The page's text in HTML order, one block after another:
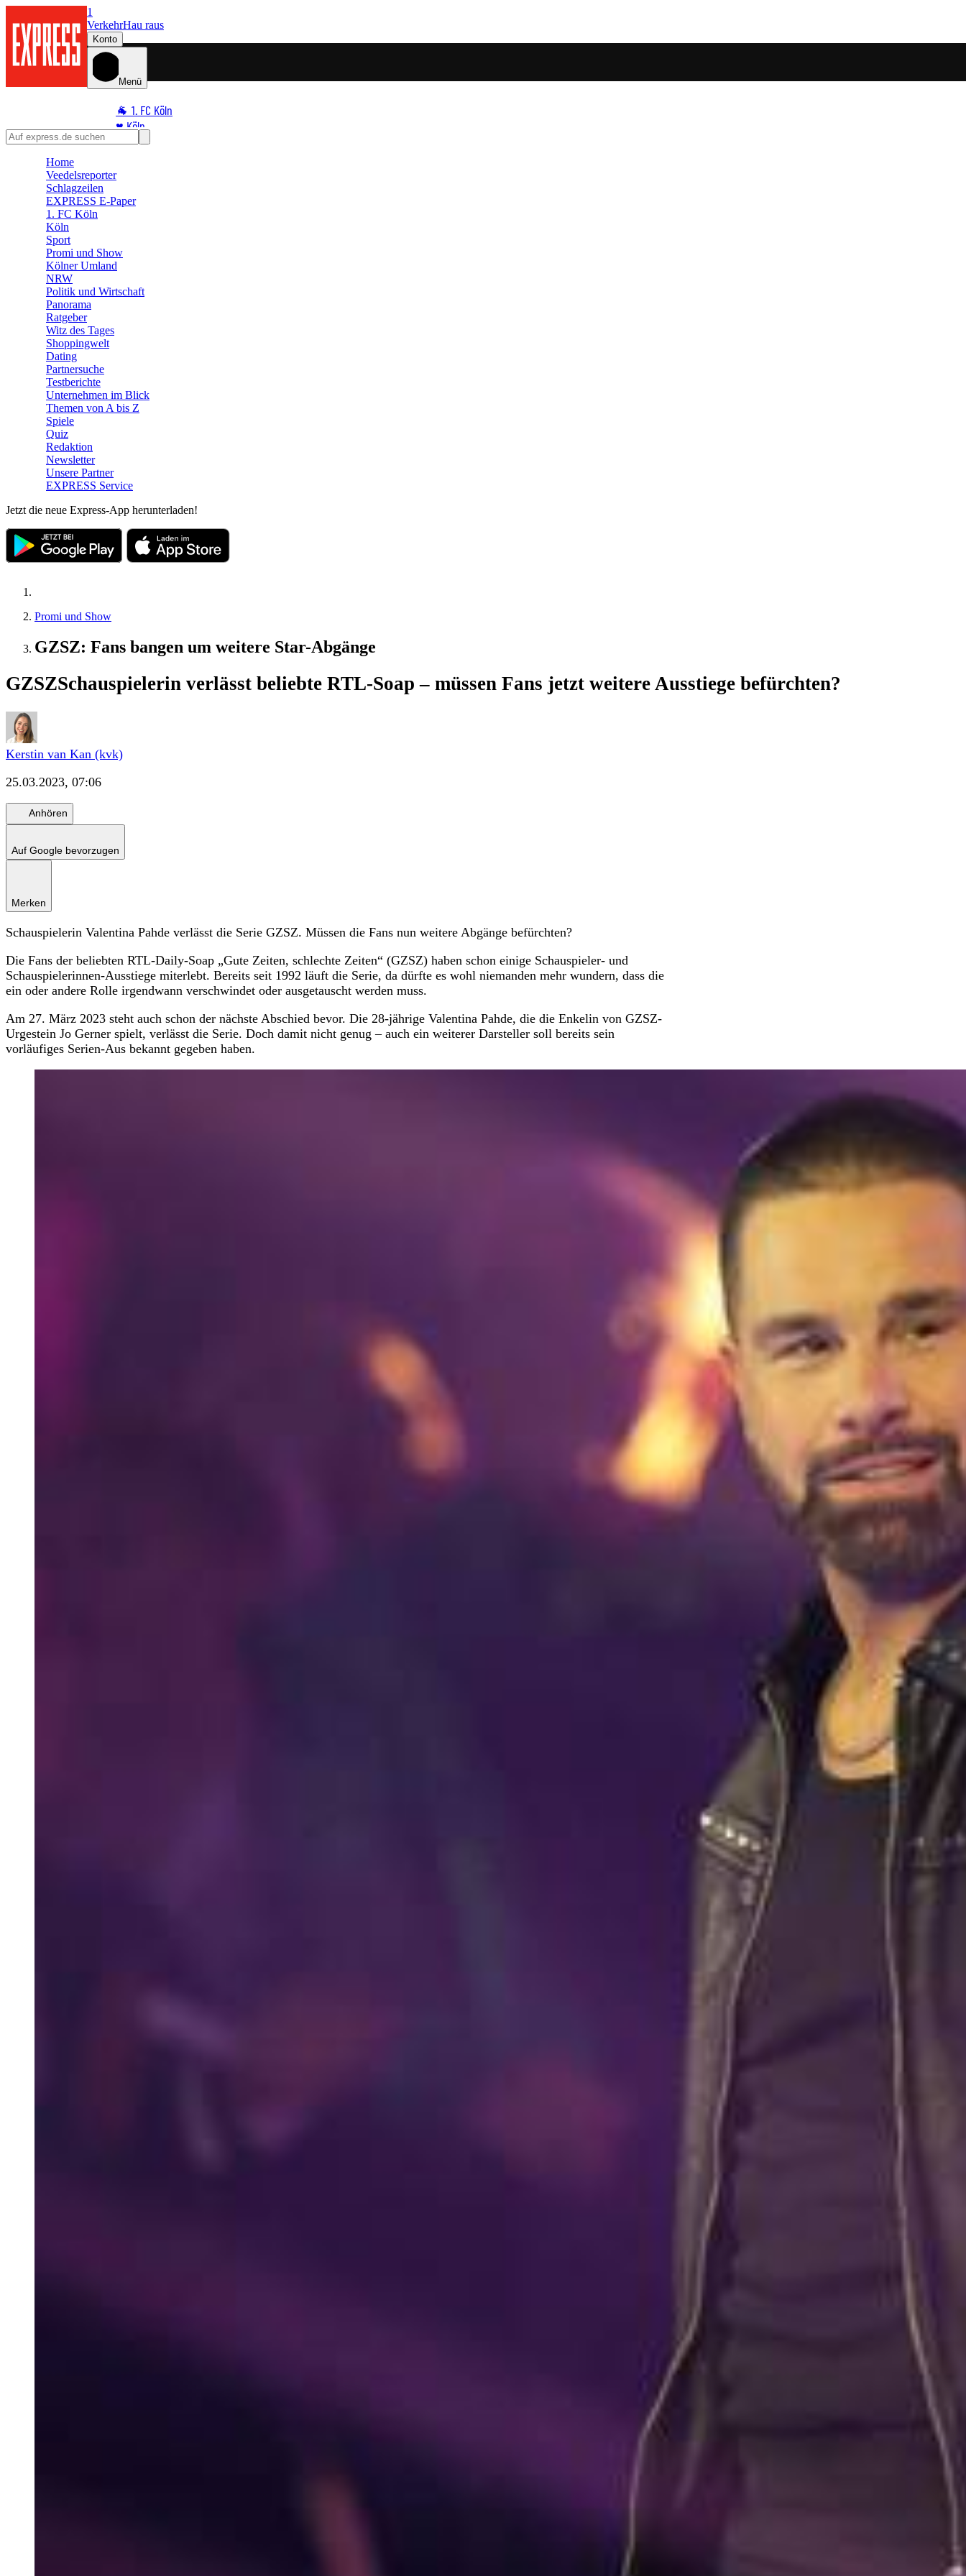
1
VerkehrHau raus
Konto
Menü
🐐 1. FC Köln
♥️ Köln
⭐ Promi
🛒 Shoppingwelt
🧩 Spiele
Home
Veedelsreporter
Schlagzeilen
EXPRESS E-Paper
1. FC Köln
Köln
Sport
Promi und Show
Kölner Umland
NRW
Politik und Wirtschaft
Panorama
Ratgeber
Witz des Tages
Shoppingwelt
Dating
Partnersuche
Testberichte
Unternehmen im Blick
Themen von A bis Z
Spiele
Quiz
Redaktion
Newsletter
Unsere Partner
EXPRESS Service
Jetzt die neue Express-App herunterladen!
Promi und Show
GZSZ: Fans bangen um weitere Star-Abgänge
GZSZSchauspielerin verlässt beliebte RTL-Soap – müssen Fans jetzt weitere Ausstiege befürchten?
Kerstin van Kan (kvk)
25.03.2023, 07:06
Anhören
Auf Google bevorzugen
Merken
Schauspielerin Valentina Pahde verlässt die Serie GZSZ. Müssen die Fans nun weitere Abgänge befürchten?
Die Fans der beliebten RTL-Daily-Soap „Gute Zeiten, schlechte Zeiten“ (GZSZ) haben schon einige Schauspieler- und
Schauspielerinnen-Ausstiege miterlebt. Bereits seit 1992 läuft die Serie, da dürfte es wohl niemanden mehr wundern, dass die
ein oder andere Rolle irgendwann verschwindet oder ausgetauscht werden muss.
Am 27. März 2023 steht auch schon der nächste Abschied bevor. Die 28-jährige Valentina Pahde, die die Enkelin von GZSZ-
Urgestein Jo Gerner spielt, verlässt die Serie. Doch damit nicht genug – auch ein weiterer Darsteller soll bereits sein
vorläufiges Serien-Aus bekannt gegeben haben.